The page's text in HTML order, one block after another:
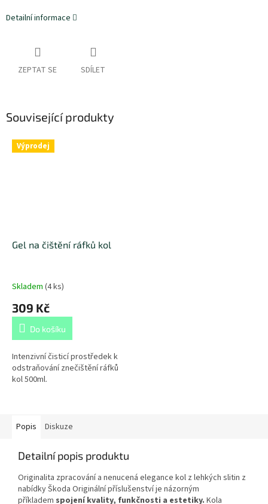
Detailní informace
ZEPTAT SE SDÍLET
Související produkty
Výprodej
Gel na čištění ráfků kol
Skladem (4 ks)
309 Kč
Do košíku
Intenzivní čisticí prostředek k
odstraňování znečištění ráfků
kol 500ml.
Popis Diskuze
Detailní popis produktu
Originalita zpracování a nenucená elegance kol z lehkých slitin z
nabídky Škoda Originální příslušenství je názorným
příkladem spojení kvality, funkčnosti a estetiky. Kola